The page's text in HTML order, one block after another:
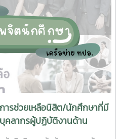
ารช่วยเหลือนิสิต/นักศึกษาที่มี
คลากรผู้ปฏิบัติงานด้าน